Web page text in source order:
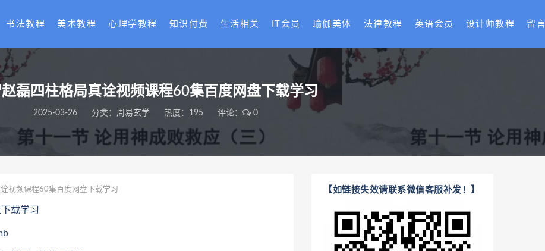
书法教程 美术教程 心理学教程 知识付费 生活相关 IT会员 瑜伽美体 法律教程 英语会员 设计师教程 留
磊四柱格局真诠视频课程60集百度网盘下载学习
2025-03-26 分类： 周易玄学 热度：195 评论： 0
视频课程60集百度网盘下载学习
载学习
【如链接失效请联系微信客服补发！】